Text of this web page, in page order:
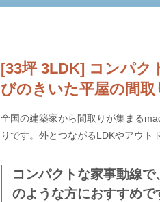
[33坪 3LDK] コンパク
びのきいた平屋の間取
全国の建築家から間取りが集まる
りです。外とつながるLDKやアウト
コンパクトな家事動線
のような方におすすめで